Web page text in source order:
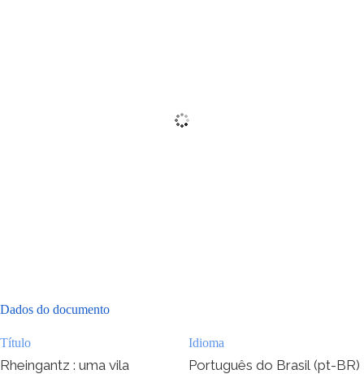
Dados do documento
Título
Rheingantz : uma vila
Idioma
Português do Brasil (pt-BR)